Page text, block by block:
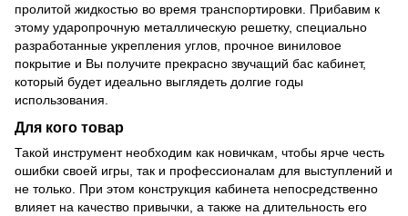
пролитой жидкостью во время транспортировки. Прибавим к
этому ударопрочную металлическую решетку, специально
разработанные укрепления углов, прочное виниловое
покрытие и Вы получите прекрасно звучащий бас кабинет,
который будет идеально выглядеть долгие годы
использования.
Для кого товар
Такой инструмент необходим как новичкам, чтобы ярче честь
ошибки своей игры, так и профессионалам для выступлений и
не только. При этом конструкция кабинета непосредственно
влияет на качество привычки, а также на длительность его